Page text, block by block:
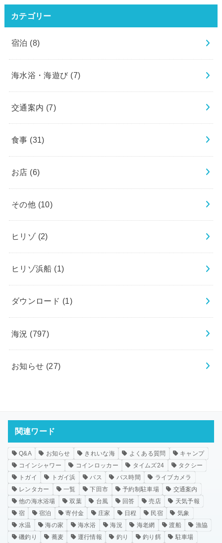
カテゴリー
宿泊 (8)
海水浴・海遊び (7)
交通案内 (7)
食事 (31)
お店 (6)
その他 (10)
ヒリゾ (2)
ヒリゾ浜船 (1)
ダウンロード (1)
海況 (797)
お知らせ (27)
関連ワード
Q&A お知らせ きれいな海 よくある質問
キャンプ
コインシャワー
コインロッカー タイムズ24
タクシー
トガイ
トガイ浜 バス バス時間
ライブカメラ
レンタカー
一覧 下田市 予約制駐車場
交通案内
他の海水浴場
双葉 台風 回答 売店
天気予報
宿
宿泊 寄付金 庄家 日程 民宿
気象
水温
海の家 海水浴 海況 海老網 渡船
漁協
磯釣り
蕎麦 運行情報 釣り 釣り餌 駐車場